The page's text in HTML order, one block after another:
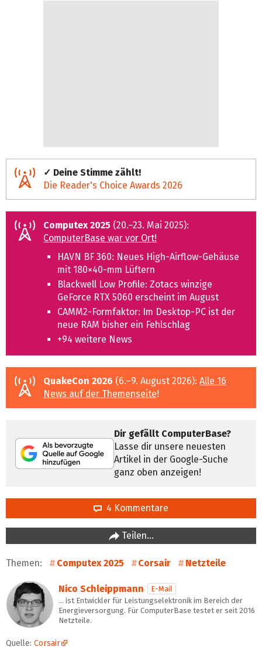
✓ Deine Stimme zählt!
Die Reader's Choice Awards 2026
Computex 2025 (20.–23. Mai 2025):
ComputerBase war vor Ort!
HAVN BF 360: Neues High-Airflow-Gehäuse
mit 180×40‑mm Lüftern
Blackwell Low Profile: Zotacs winzige
GeForce RTX 5060 erscheint im August
CAMM2-Formfaktor: Im Desktop-PC ist der
neue RAM bisher ein Fehlschlag
+94 weitere News
QuakeCon 2026 (6.–9. August 2026): Alle 16
News auf der Themenseite!
Dir gefällt ComputerBase?
Lasse dir unsere neuesten
Artikel in der Google-Suche
ganz oben anzeigen!
4 Kommentare
Teilen…
Themen: Computex 2025 Corsair Netzteile
Nico Schleippmann
E-Mail
… ist Entwickler für Leistungselektronik im Bereich der
Energieversorgung. Für ComputerBase testet er seit 2016
Netzteile.
Quelle: Corsair